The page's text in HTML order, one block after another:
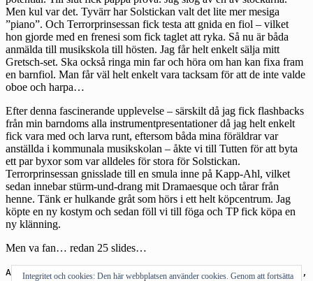
Men kul var det. Tyvärr har Solstickan valt det lite mer mesiga
”piano”. Och Terrorprinsessan fick testa att gnida en fiol – vilket
hon gjorde med en frenesi som fick taglet att ryka. Så nu är båda
anmälda till musikskola till hösten. Jag får helt enkelt sälja mitt
Gretsch-set. Ska också ringa min far och höra om han kan fixa fram
en barnfiol. Man får väl helt enkelt vara tacksam för att de inte valde
oboe och harpa…
Efter denna fascinerande upplevelse – särskilt då jag fick flashbacks
från min barndoms alla instrumentpresentationer då jag helt enkelt
fick vara med och larva runt, eftersom båda mina föräldrar var
anställda i kommunala musikskolan – åkte vi till Tutten för att byta
ett par byxor som var alldeles för stora för Solstickan.
Terrorprinsessan gnisslade till en smula inne på Kapp-Ahl, vilket
sedan innebar stürm-und-drang mit Dramaesque och tårar från
henne. Tänk er hulkande gråt som hörs i ett helt köpcentrum. Jag
köpte en ny kostym och sedan föll vi till föga och TP fick köpa en
ny klänning.
Men va fan… redan 25 slides…
Andra om:figur,strategi,orgasm, 101, mediestrategi
,
Integritet och cookies: Den här webbplatsen använder cookies. Genom att fortsätta